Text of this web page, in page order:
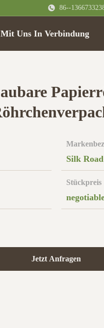
86--
Uns In Verbindung
Silk Road
Stückpreis
Jetzt Anfragen